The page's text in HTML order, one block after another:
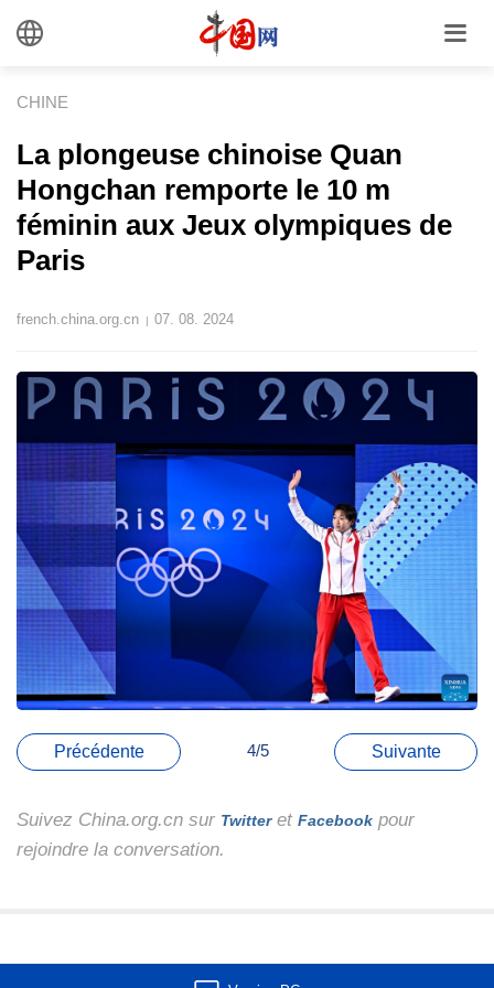
CHINE
La plongeuse chinoise Quan
Hongchan remporte le 10 m
féminin aux Jeux olympiques de
Paris
french.china.org.cn | 07. 08. 2024
Précédente 4/5 Suivante
Suivez China.org.cn sur Twitteret Facebook pour
rejoindre la conversation.